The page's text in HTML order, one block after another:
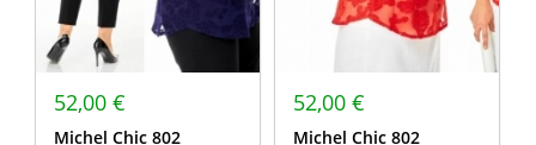
52,00 €
Michel Chic 802
52,00 €
Michel Chic 802